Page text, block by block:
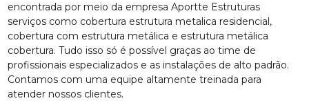
encontrada por meio da empresa Aportte Estruturas
serviços como cobertura estrutura metalica residencial,
cobertura com estrutura metálica e estrutura metálica
cobertura. Tudo isso só é possível graças ao time de
profissionais especializados e as instalações de alto padrão.
Contamos com uma equipe altamente treinada para
atender nossos clientes.